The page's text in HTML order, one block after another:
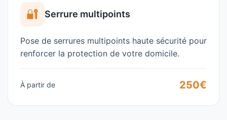
🔐 Serrure multipoints
Pose de serrures multipoints haute sécurité pour
renforcer la protection de votre domicile.
À partir de 250€